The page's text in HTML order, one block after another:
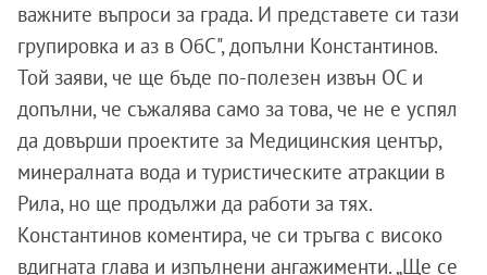
важните въпроси за града. И представете си тази
групировка и аз в ОбС", допълни Константинов.
Той заяви, че ще бъде по-полезен извън ОС и
допълни, че съжалява само за това, че не е успял
да довърши проектите за Медицинския център,
минералната вода и туристическите атракции в
Рила, но ще продължи да работи за тях.
Константинов коментира, че си тръгва с високо
вдигната глава и изпълнени ангажименти. „Ще се